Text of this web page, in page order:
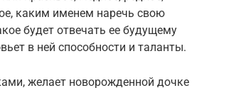
каким именем наречь свою
будет отвечать ее будущему
в ней способности и таланты.
желает новорожденной дочке